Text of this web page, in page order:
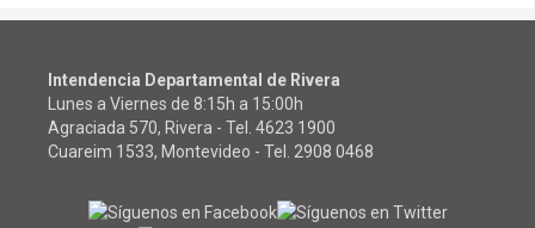
Intendencia Departamental de Rivera
Lunes a Viernes de 8:15h a 15:00h
Agraciada 570, Rivera - Tel. 4623 1900
Cuareim 1533, Montevideo - Tel. 2908 0468